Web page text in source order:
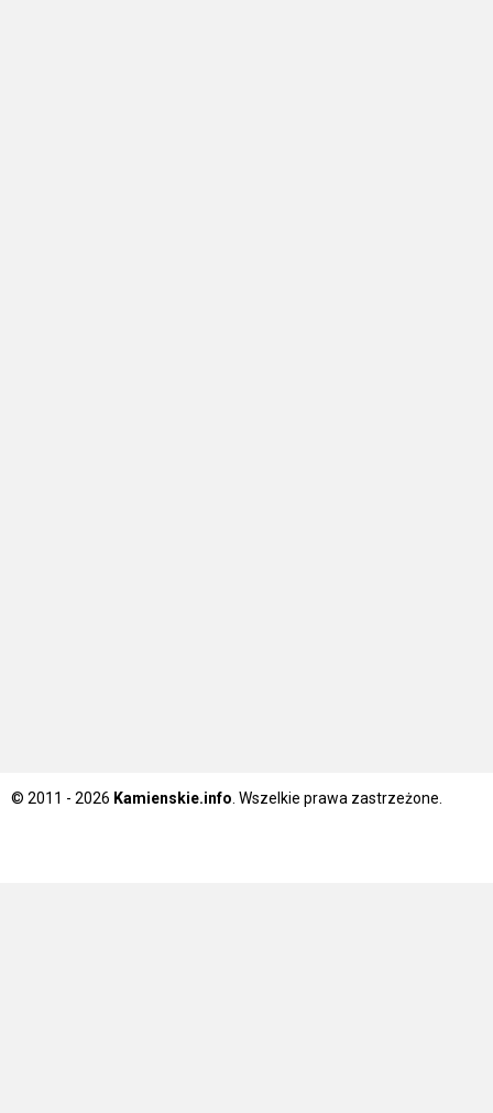
© 2011 - 2026 Kamienskie.info . Wszelkie prawa zastrzeżone.